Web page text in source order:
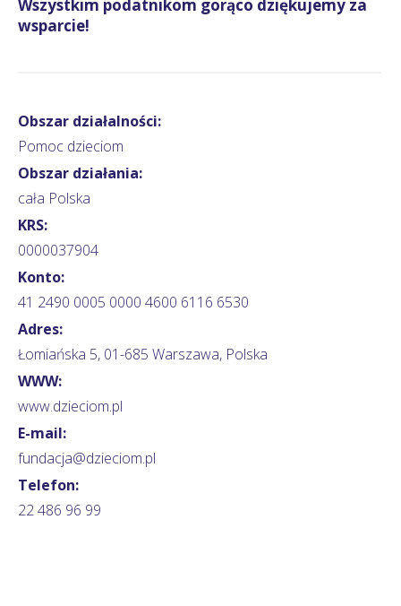
Wszystkim podatnikom gorąco dziękujemy za
wsparcie!
Obszar działalności:
Pomoc dzieciom
Obszar działania:
cała Polska
KRS:
0000037904
Konto:
41 2490 0005 0000 4600 6116 6530
Adres:
Łomiańska 5, 01-685 Warszawa, Polska
WWW:
www.dzieciom.pl
E-mail:
fundacja@dzieciom.pl
Telefon:
22 486 96 99